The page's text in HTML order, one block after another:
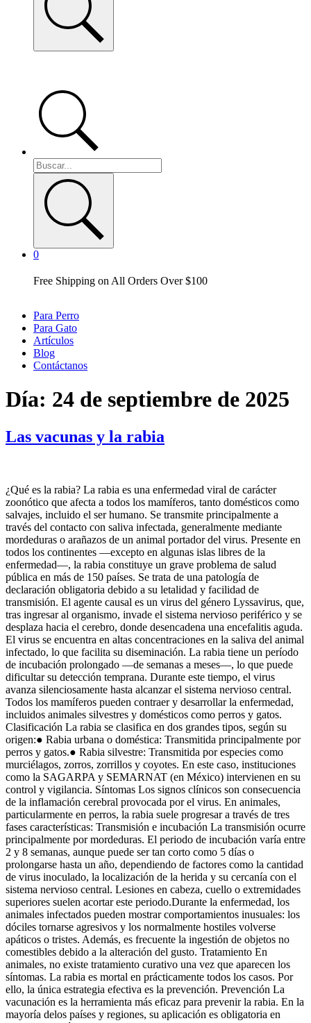
0
Free Shipping on All Orders Over $100
Para Perro
Para Gato
Artículos
Blog
Contáctanos
Día: 24 de septiembre de 2025
Las vacunas y la rabia
¿Qué es la rabia? La rabia es una enfermedad viral de carácter
zoonótico que afecta a todos los mamíferos, tanto domésticos como
salvajes, incluido el ser humano. Se transmite principalmente a
través del contacto con saliva infectada, generalmente mediante
mordeduras o arañazos de un animal portador del virus. Presente en
todos los continentes —excepto en algunas islas libres de la
enfermedad—, la rabia constituye un grave problema de salud
pública en más de 150 países. Se trata de una patología de
declaración obligatoria debido a su letalidad y facilidad de
transmisión. El agente causal es un virus del género Lyssavirus, que,
tras ingresar al organismo, invade el sistema nervioso periférico y se
desplaza hacia el cerebro, donde desencadena una encefalitis aguda.
El virus se encuentra en altas concentraciones en la saliva del animal
infectado, lo que facilita su diseminación. La rabia tiene un período
de incubación prolongado —de semanas a meses—, lo que puede
dificultar su detección temprana. Durante este tiempo, el virus
avanza silenciosamente hasta alcanzar el sistema nervioso central.
Todos los mamíferos pueden contraer y desarrollar la enfermedad,
incluidos animales silvestres y domésticos como perros y gatos.
Clasificación La rabia se clasifica en dos grandes tipos, según su
origen:● Rabia urbana o doméstica: Transmitida principalmente por
perros y gatos.● Rabia silvestre: Transmitida por especies como
murciélagos, zorros, zorrillos y coyotes. En este caso, instituciones
como la SAGARPA y SEMARNAT (en México) intervienen en su
control y vigilancia. Síntomas Los signos clínicos son consecuencia
de la inflamación cerebral provocada por el virus. En animales,
particularmente en perros, la rabia suele progresar a través de tres
fases características: Transmisión e incubación La transmisión ocurre
principalmente por mordeduras. El periodo de incubación varía entre
2 y 8 semanas, aunque puede ser tan corto como 5 días o
prolongarse hasta un año, dependiendo de factores como la cantidad
de virus inoculado, la localización de la herida y su cercanía con el
sistema nervioso central. Lesiones en cabeza, cuello o extremidades
superiores suelen acortar este periodo.Durante la enfermedad, los
animales infectados pueden mostrar comportamientos inusuales: los
dóciles tornarse agresivos y los normalmente hostiles volverse
apáticos o tristes. Además, es frecuente la ingestión de objetos no
comestibles debido a la alteración del gusto. Tratamiento En
animales, no existe tratamiento curativo una vez que aparecen los
síntomas. La rabia es mortal en prácticamente todos los casos. Por
ello, la única estrategia efectiva es la prevención. Prevención La
vacunación es la herramienta más eficaz para prevenir la rabia. En la
mayoría delos países y regiones, su aplicación es obligatoria en